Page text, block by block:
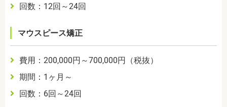
回数：12回～24回
マウスピース矯正
費用：200,000円～700,000円（税抜）
期間：1ヶ月～
回数：6回～24回